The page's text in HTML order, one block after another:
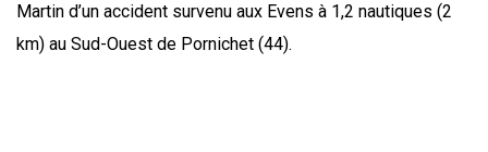
Martin d’un accident survenu aux Evens à 1,2 nautiques (2
km) au Sud-Ouest de Pornichet (44).